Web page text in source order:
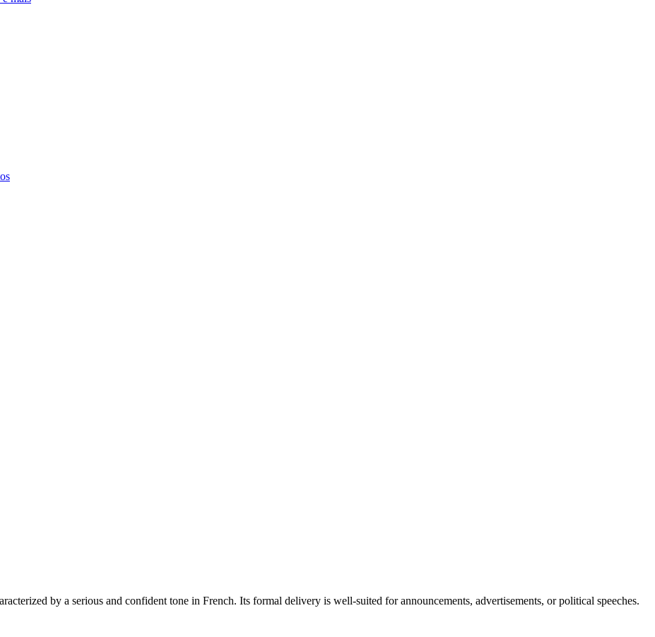
by a serious and confident tone in French. Its formal delivery is well-suited for announcements, advertisements, or political speeches.